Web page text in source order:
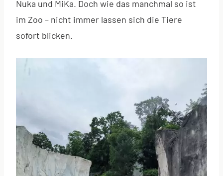
Nuka und MiKa. Doch wie das manchmal so ist
im Zoo – nicht immer lassen sich die Tiere
sofort blicken.